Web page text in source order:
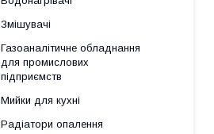
Змішувачі
Газоаналітичне обладнання
для промислових
підприємств
Мийки для кухні
Радіатори опалення